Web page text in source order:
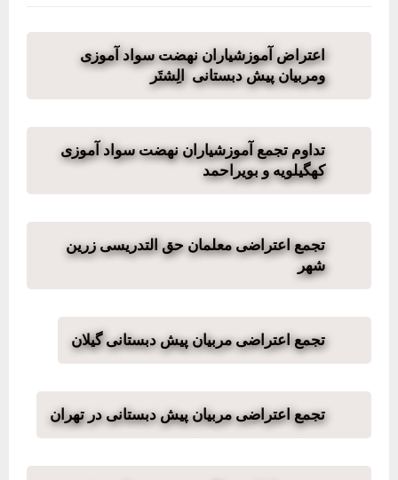
اعتراض آموزشیاران نهضت سواد آموزی
ومربیان پیش دبستانی الِشتَر
تداوم تجمع آموزشیاران نهضت سواد آموزی
کهگیلویه و بویراحمد
تجمع اعتراضی معلمان حق التدریسی زرین
شهر
تجمع اعتراضی مربیان پیش دبستانی گیلان
تجمع اعتراضی مربیان پیش دبستانی در تهران